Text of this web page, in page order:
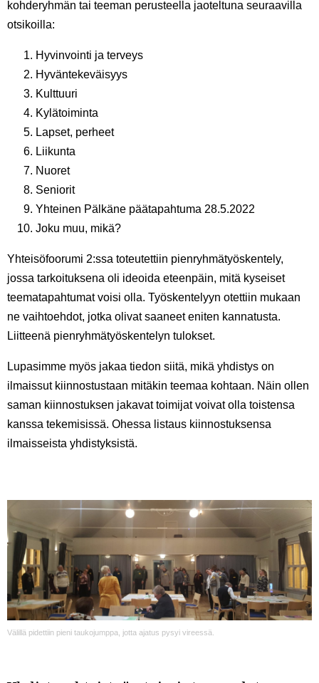
kohderyhmän tai teeman perusteella jaoteltuna seuraavilla
otsikoilla:
Hyvinvointi ja terveys
Hyväntekeväisyys
Kulttuuri
Kylätoiminta
Lapset, perheet
Liikunta
Nuoret
Seniorit
Yhteinen Pälkäne päätapahtuma 28.5.2022
Joku muu, mikä?
Yhteisöfoorumi 2:ssa toteutettiin pienryhmätyöskentely,
jossa tarkoituksena oli ideoida eteenpäin, mitä kyseiset
teematapahtumat voisi olla. Työskentelyyn otettiin mukaan
ne vaihtoehdot, jotka olivat saaneet eniten kannatusta.
Liitteenä pienryhmätyöskentelyn tulokset.
Lupasimme myös jakaa tiedon siitä, mikä yhdistys on
ilmaissut kiinnostustaan mitäkin teemaa kohtaan. Näin ollen
saman kiinnostuksen jakavat toimijat voivat olla toistensa
kanssa tekemisissä. Ohessa listaus kiinnostuksensa
ilmaisseista yhdistyksistä.
Välillä pidettiin pieni taukojumppa, jotta ajatus pysyi vireessä.